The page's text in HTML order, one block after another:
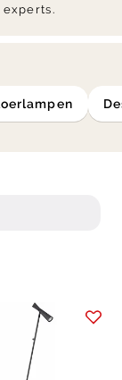
experts.